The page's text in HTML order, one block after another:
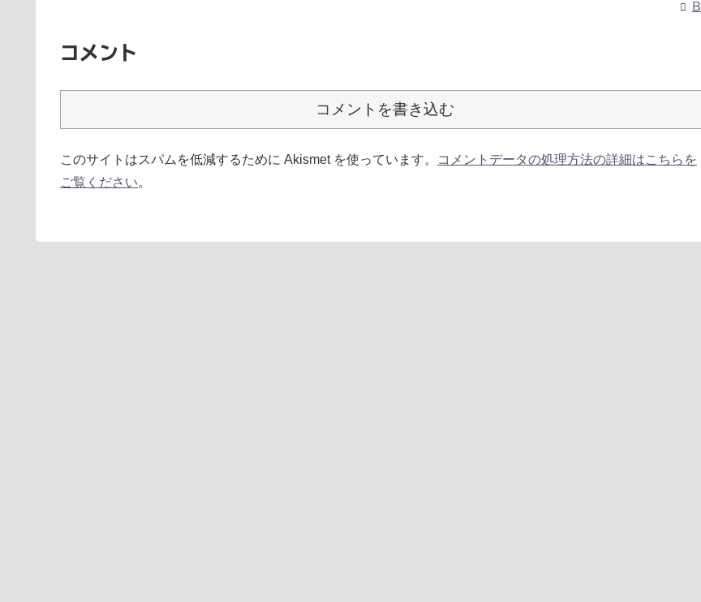
B
コメント
コメントを書き込む
このサイトはスパムを低減するために Akismet を使っています。
コメントデータの処理方法の詳細はこちらを
ご覧ください。